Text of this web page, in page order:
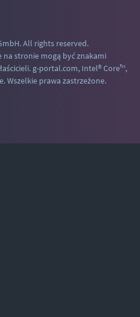
All rights reserved.
stronie mogą być znakami
g-portal.com, Intel® Core™,
Wszelkie prawa zastrzeżone.